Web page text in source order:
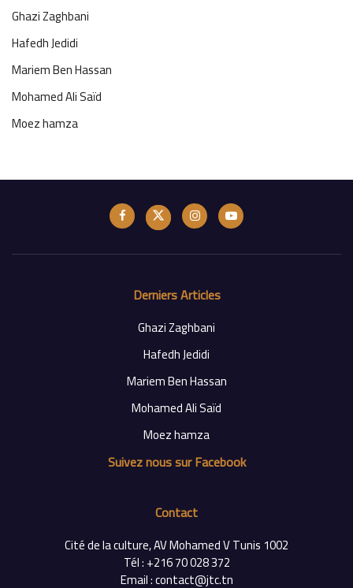
Ghazi Zaghbani
Hafedh Jedidi
Mariem Ben Hassan
Mohamed Ali Saïd
Moez hamza
Derniers Articles
Ghazi Zaghbani
Hafedh Jedidi
Mariem Ben Hassan
Mohamed Ali Saïd
Moez hamza
Suivez nous sur Facebook
Contact
Cité de la culture, AV Mohamed V Tunis 1002
Tél : +216 70 028 372
Email : contact@jtc.tn